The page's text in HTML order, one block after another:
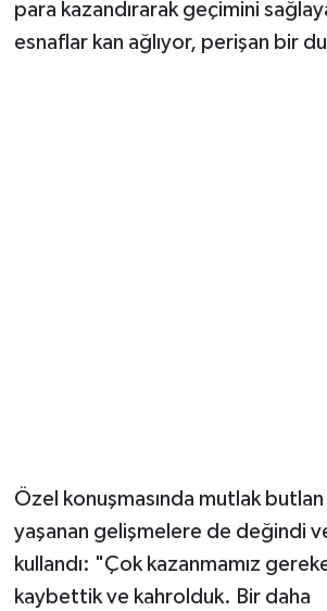
esnaflar kan ağlıyor, perişan bir
yaşanan gelişmelere de değindi
kullandı: "Çok kazanmamız
kaybettik ve kahrolduk. Bir daha
kaybetmemeliyiz diyen anlayış,